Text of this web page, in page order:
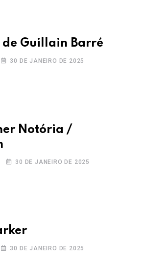
de Guillain Barré
30 DE JANEIRO DE 2025
Notória /
30 DE JANEIRO DE 2025
30 DE JANEIRO DE 2025